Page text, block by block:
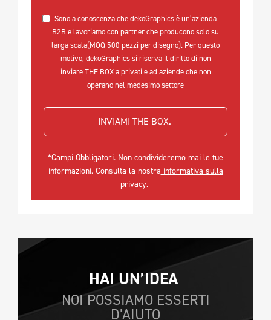
Sono a conoscenza che dekoGraphics è un’azienda
B2B e lavoriamo con partner che producono solo su
larga scala(MOQ 500 pezzi per disegno). Per questo
motivo, dekoGraphics si riserva il diritto di non
inviare THE BOX a privati e ad aziende che non
operano nel medesimo settore
*Campi Obbligatori. Non condivideremo mai le tue
informazioni. Consulta la nostra informativa sulla
privacy.
HAI UN’IDEA
NOI POSSIAMO ESSERTI
D’AIUTO